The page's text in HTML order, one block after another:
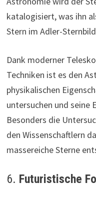
katalogisiert, was ihn
Stern im Adler-
Dank moderner
Techniken ist es den
physikalischen
untersuchen und seine
Besonders die
den Wissenschaftlern
massereiche Sterne
6. Futuristische